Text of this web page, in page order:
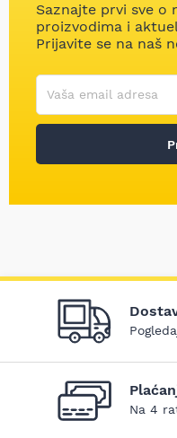
Saznajte prvi sve o
proizvodima i
Prijavite se na naš
Korisničko ime
Vaša email adresa
Na 4